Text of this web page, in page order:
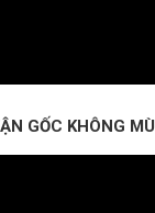
GỐC KHÔNG MÙI